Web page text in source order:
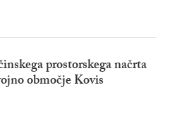
prostorskega načrta
območje Kovis